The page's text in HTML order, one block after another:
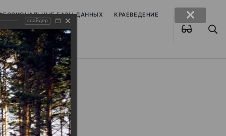
БАЗЫ ДАННЫХ КРАЕВЕДЕНИЕ
слайдер